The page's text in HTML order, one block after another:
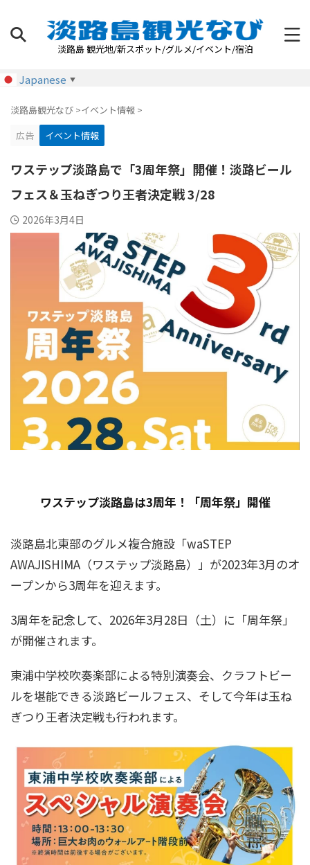
淡路島 観光地/新スポット/グルメ/イベント/宿泊
Japanese ▼
淡路島観光なび >イベント情報 >
広告
イベント情報
ワステップ淡路島で「3周年祭」開催！淡路ビール
フェス＆玉ねぎつり王者決定戦 3/28
2026年3月4日
ワステップ淡路島は3周年！「周年祭」開催
淡路島北東部のグルメ複合施設「waSTEP
AWAJISHIMA（ワステップ淡路島）」が2023年3月のオ
ープンから3周年を迎えます。
3周年を記念して、2026年3月28日（土）に「周年祭」
が開催されます。
東浦中学校吹奏楽部による特別演奏会、クラフトビー
ルを堪能できる淡路ビールフェス、そして今年は玉ね
ぎつり王者決定戦も行われます。